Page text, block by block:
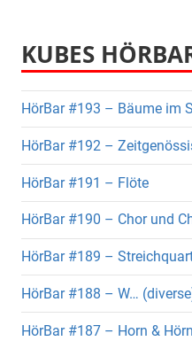
KUBES
HörBar #193 – Bäume im
HörBar #192 –
HörBar #191 – Flöte
HörBar #190 – Chor und
HörBar #189 –
HörBar #188 – W…
HörBar #187 – Horn &